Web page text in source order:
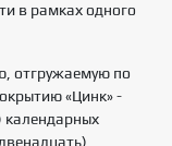
в рамках одного
отгружаемую по
«Цинк» -
календарных